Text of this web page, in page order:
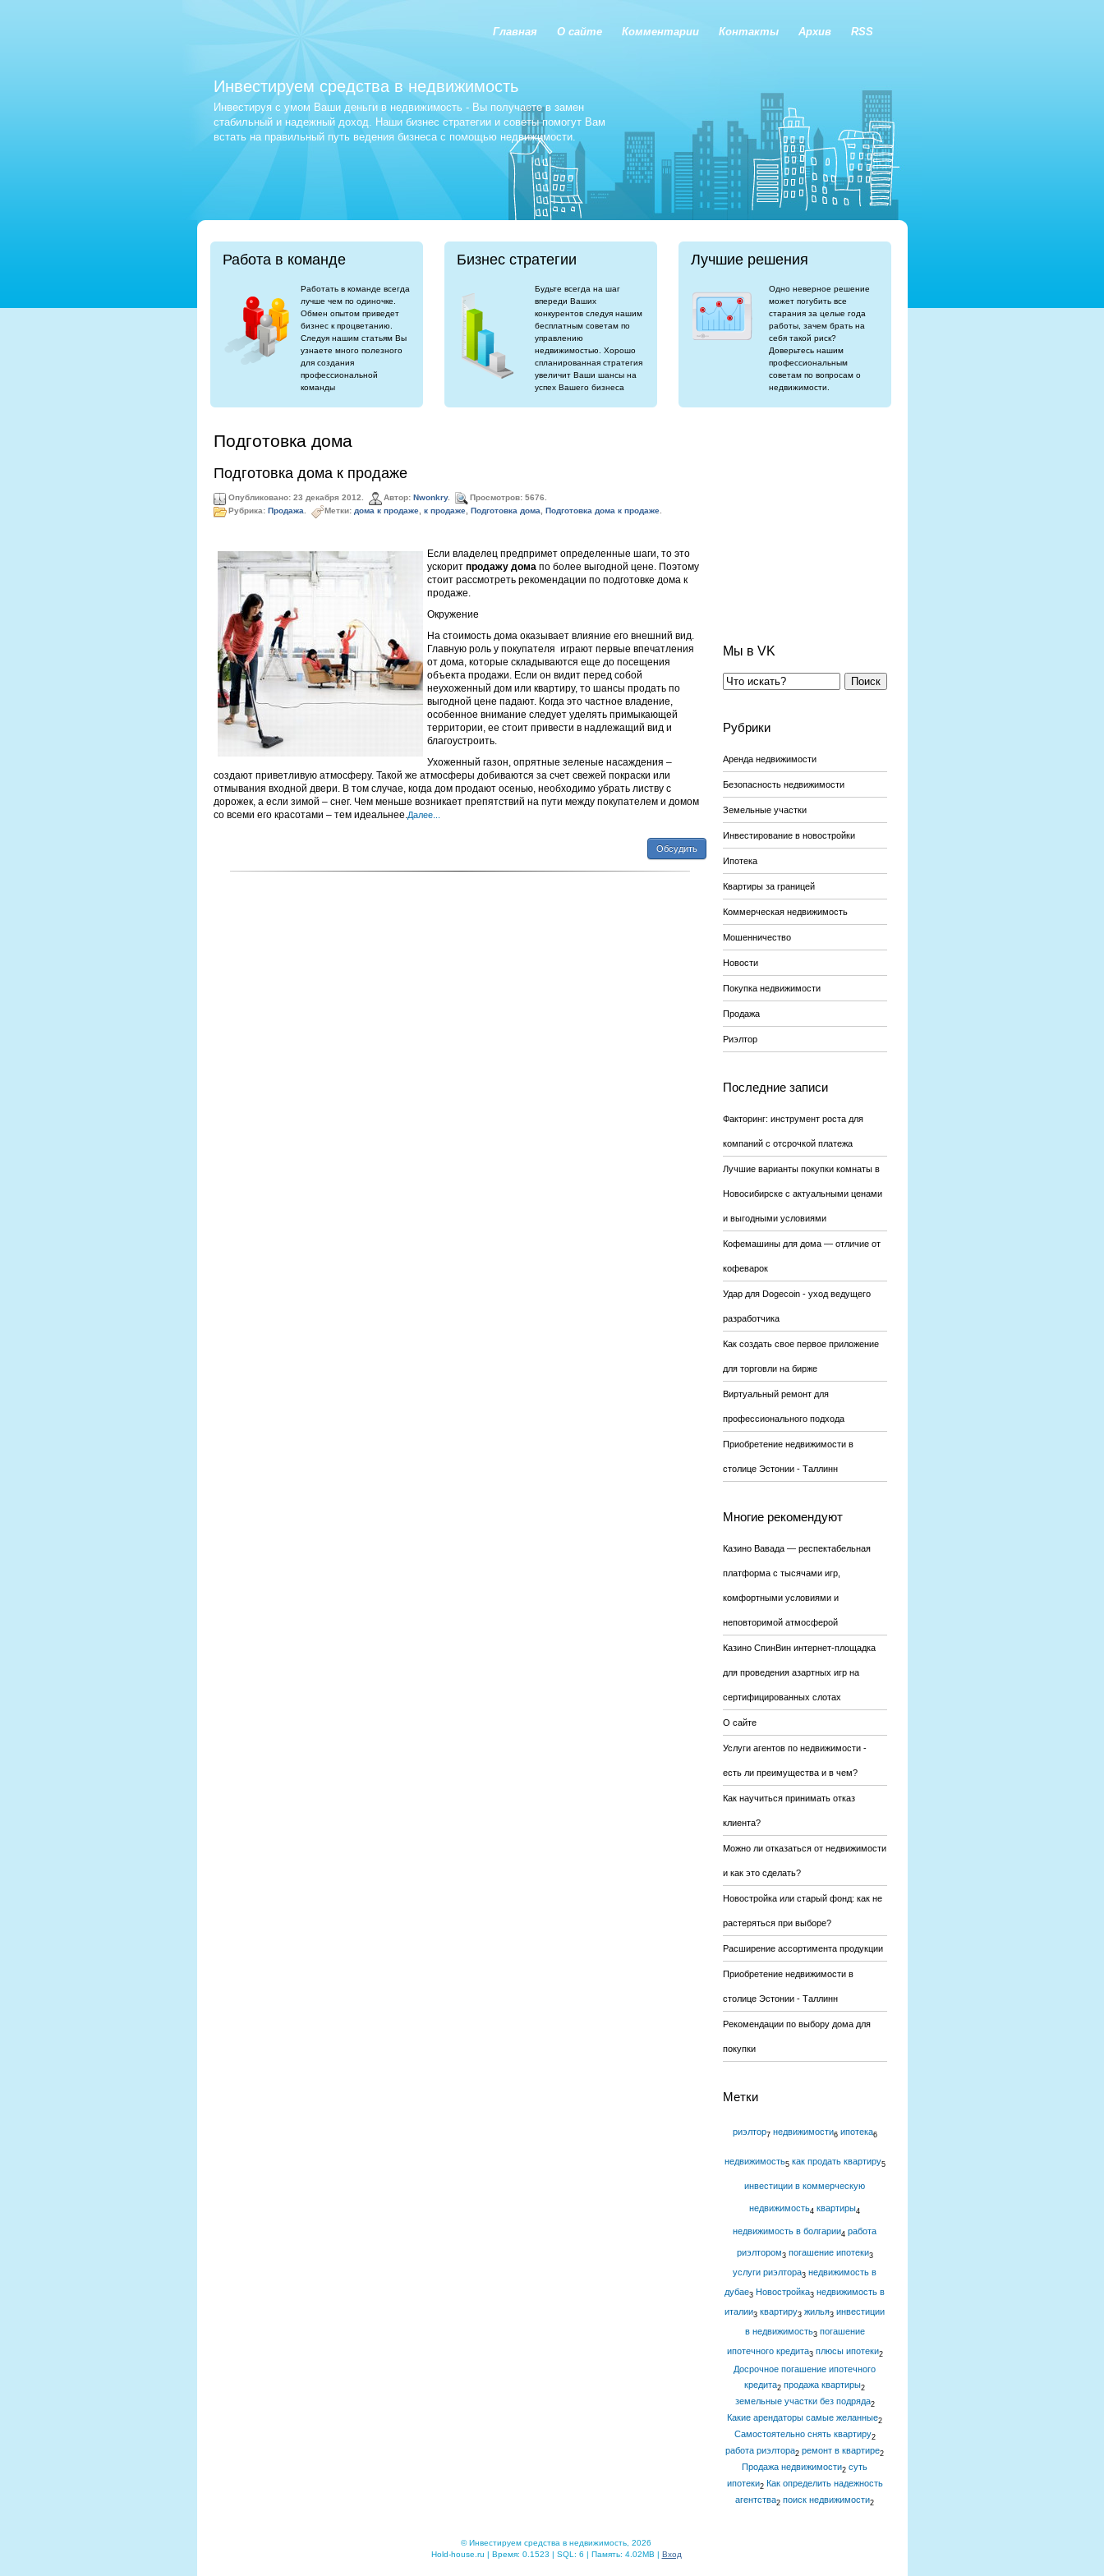
Главная О сайте Комментарии Контакты Архив RSS
Инвестируем средства в недвижимость
Инвестируя с умом Ваши деньги в недвижимость - Вы получаете в замен
стабильный и надежный доход. Наши бизнес стратегии и советы помогут Вам
встать на правильный путь ведения бизнеса с помощью недвижимости.
Работа в команде
Работать в команде всегда
лучше чем по одиночке.
Обмен опытом приведет
бизнес к процветанию.
Следуя нашим статьям Вы
узнаете много полезного
для создания
профессиональной
команды
Бизнес стратегии
Будьте всегда на шаг
впереди Ваших
конкурентов следуя нашим
бесплатным советам по
управлению
недвижимостью. Хорошо
спланированная стратегия
увеличит Ваши шансы на
успех Вашего бизнеса
Лучшие решения
Одно неверное решение
может погубить все
старания за целые года
работы, зачем брать на
себя такой риск?
Доверьтесь нашим
профессиональным
советам по вопросам о
недвижимости.
Подготовка дома
Подготовка дома к продаже
Опубликовано: 23 декабря 2012. Автор: Nwonkry.
Просмотров: 5676.
Рубрика: Продажа Метки: дома к продаже, к продаже, Подготовка дома Подготовка дома к продаже.
Если владелец предпримет определенные шаги, то это
ускорит продажу домапо более выгодной цене. Поэтому
стоит рассмотреть рекомендации по подготовке дома к
продаже.
Окружение
На стоимость дома оказывает влияние его внешний вид.
Главную роль у покупателя играют первые впечатления
от дома, которые складываются еще до посещения
объекта продажи. Если он видит перед собой
неухоженный дом или квартиру, то шансы продать по
выгодной цене падают. Когда это частное владение,
особенное внимание следует уделять примыкающей
территории, ее стоит привести в надлежащий вид и
благоустроить.
Ухоженный газон, опрятные зеленые насаждения –
создают приветливую атмосферу. Такой же атмосферы добиваются за счет свежей покраски или
отмывания входной двери. В том случае, когда дом продают осенью, необходимо убрать листву с
дорожек, а если зимой – снег. Чем меньше возникает препятствий на пути между покупателем и домом
со всеми его красотами – тем идеальнее.Далее...
Обсудить
Мы в VK
Поиск
Рубрики
Аренда недвижимости
Безопасность недвижимости
Земельные участки
Инвестирование в новостройки
Ипотека
Квартиры за границей
Коммерческая недвижимость
Мошенничество
Новости
Покупка недвижимости
Продажа
Риэлтор
Последние записи
Факторинг: инструмент роста для
компаний с отсрочкой платежа
Лучшие варианты покупки комнаты в
Новосибирске с актуальными ценами
и выгодными условиями
Кофемашины для дома — отличие от
кофеварок
Удар для Dogecoin - уход ведущего
разработчика
Как создать свое первое приложение
для торговли на бирже
Виртуальный ремонт для
профессионального подхода
Приобретение недвижимости в
столице Эстонии - Таллинн
Многие рекомендуют
Казино Вавада — респектабельная
платформа с тысячами игр,
комфортными условиями и
неповторимой атмосферой
Казино СпинВин интернет-площадка
для проведения азартных игр на
сертифицированных слотах
О сайте
Услуги агентов по недвижимости -
есть ли преимущества и в чем?
Как научиться принимать отказ
клиента?
Можно ли отказаться от недвижимости
и как это сделать?
Новостройка или старый фонд: как не
растеряться при выборе?
Расширение ассортимента продукции
Приобретение недвижимости в
столице Эстонии - Таллинн
Рекомендации по выбору дома для
покупки
Метки
риэлтор7 недвижимости6 ипотека6
недвижимость5 как продать квартиру5
инвестиции в коммерческую
недвижимость4 квартиры4
недвижимость в болгарии4 работа
риэлтором3 погашение ипотеки3
услуги риэлтора3 недвижимость в
дубае3 Новостройка3 недвижимость в
италии3 квартиру3 жилья3 инвестиции
в недвижимость3 погашение
ипотечного кредита3 плюсы ипотеки2
Досрочное погашение ипотечного
кредита2 продажа квартиры2
земельные участки без подряда2
Какие арендаторы самые желанные2
Самостоятельно снять квартиру2
работа риэлтора2 ремонт в квартире2
Продажа недвижимости2 суть
ипотеки2 Как определить надежность
агентства2 поиск недвижимости2
© Инвестируем средства в недвижимость, 2026
Hold-house.ru | Время: 0.1523 | SQL: 6 | Память: 4.02MB | Вход